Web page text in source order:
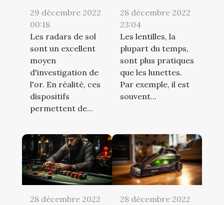
29 décembre 2022
00:18
Les radars de sol
sont un excellent
moyen
d'investigation de
l'or. En réalité, ces
dispositifs
permettent de...
28 décembre 2022
23:04
Les lentilles, la
plupart du temps,
sont plus pratiques
que les lunettes.
Par exemple, il est
souvent...
28 décembre 2022
28 décembre 2022